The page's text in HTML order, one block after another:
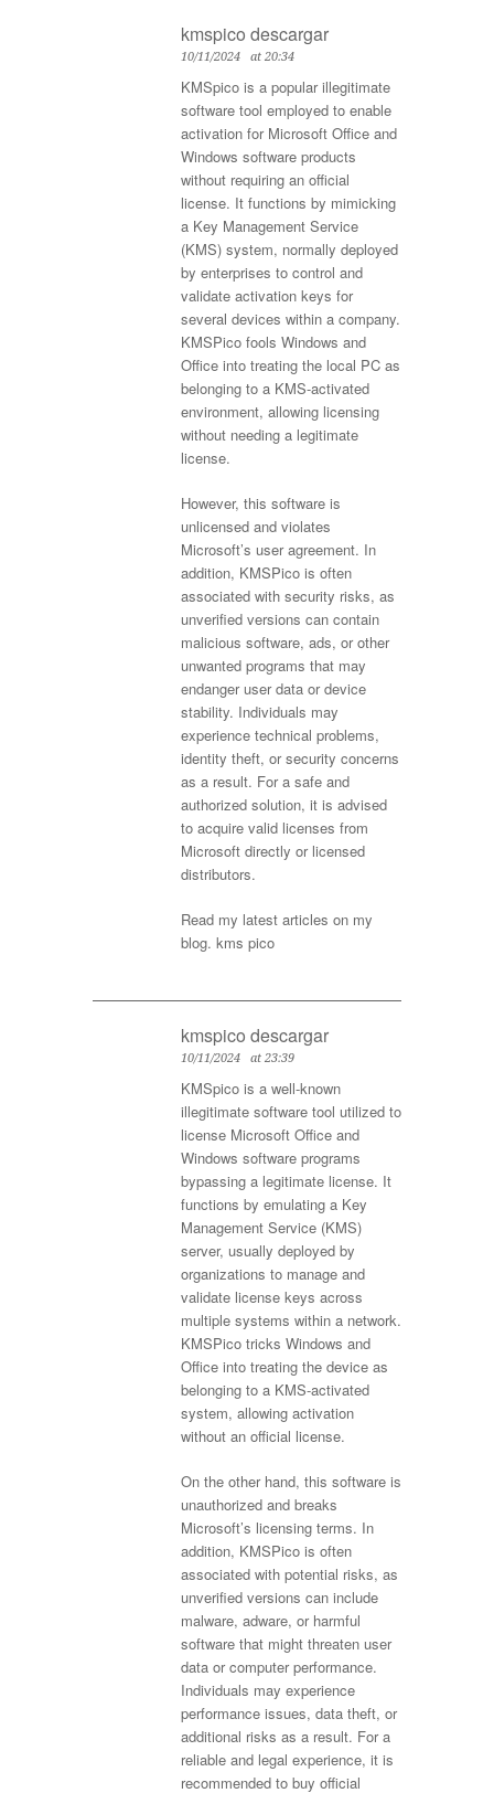
kmspico descargar
10/11/2024 at 20:34
KMSpico is a popular illegitimate
software tool employed to enable
activation for Microsoft Office and
Windows software products
without requiring an official
license. It functions by mimicking
a Key Management Service
(KMS) system, normally deployed
by enterprises to control and
validate activation keys for
several devices within a company.
KMSPico fools Windows and
Office into treating the local PC as
belonging to a KMS-activated
environment, allowing licensing
without needing a legitimate
license.
However, this software is
unlicensed and violates
Microsoft’s user agreement. In
addition, KMSPico is often
associated with security risks, as
unverified versions can contain
malicious software, ads, or other
unwanted programs that may
endanger user data or device
stability. Individuals may
experience technical problems,
identity theft, or security concerns
as a result. For a safe and
authorized solution, it is advised
to acquire valid licenses from
Microsoft directly or licensed
distributors.
Read my latest articles on my
blog. kms pico
kmspico descargar
10/11/2024 at 23:39
KMSpico is a well-known
illegitimate software tool utilized to
license Microsoft Office and
Windows software programs
bypassing a legitimate license. It
functions by emulating a Key
Management Service (KMS)
server, usually deployed by
organizations to manage and
validate license keys across
multiple systems within a network.
KMSPico tricks Windows and
Office into treating the device as
belonging to a KMS-activated
system, allowing activation
without an official license.
On the other hand, this software is
unauthorized and breaks
Microsoft’s licensing terms. In
addition, KMSPico is often
associated with potential risks, as
unverified versions can include
malware, adware, or harmful
software that might threaten user
data or computer performance.
Individuals may experience
performance issues, data theft, or
additional risks as a result. For a
reliable and legal experience, it is
recommended to buy official